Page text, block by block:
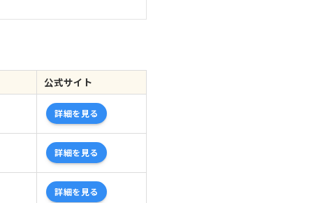
公式サイト
詳細を見る
詳細を見る
詳細を見る